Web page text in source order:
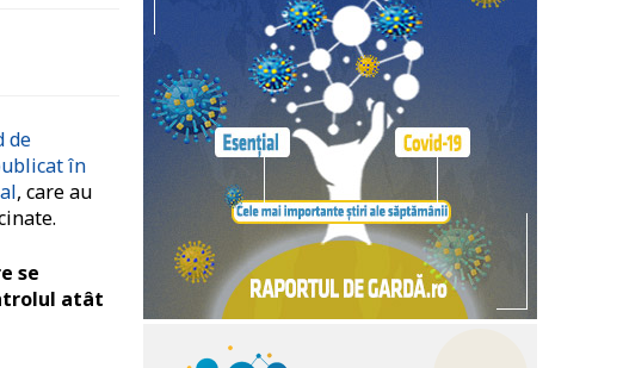
de
în
, care au
se
atât